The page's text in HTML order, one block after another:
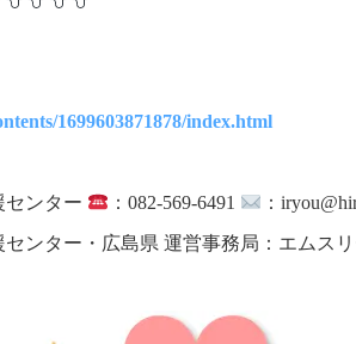
1699603871878/index.html
センター ：082-569-6491
：
ター・広島県 運営事務局：エムスリ